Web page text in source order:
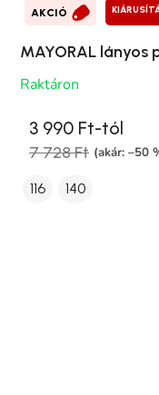
AKCIÓ
MAYORAL
Raktáron
3 990 Ft-tól
7 728 Ft (akár: –50
116 140